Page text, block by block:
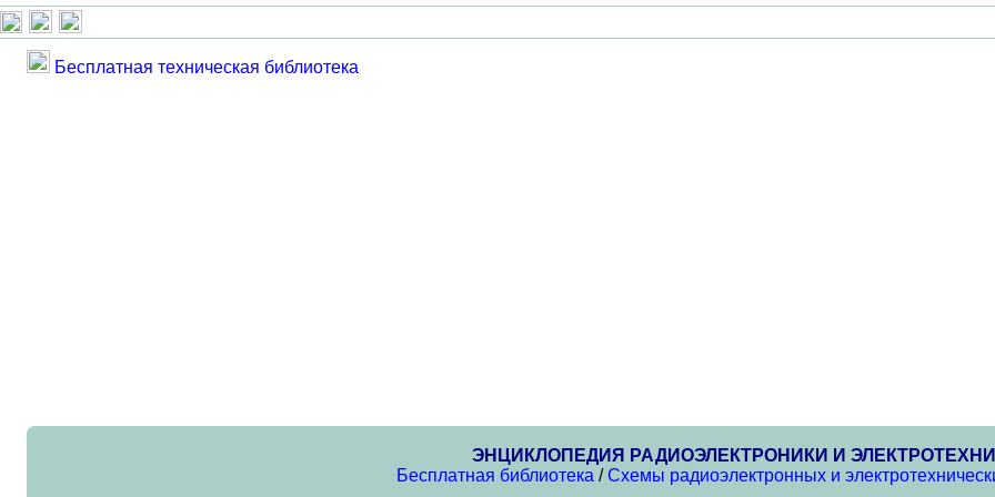
Бесплатная техническая библиотека
ЭНЦИКЛОПЕДИЯ РАДИОЭЛЕКТРОНИКИ И
Бесплатная библиотека /Схемы радиоэлектронных и